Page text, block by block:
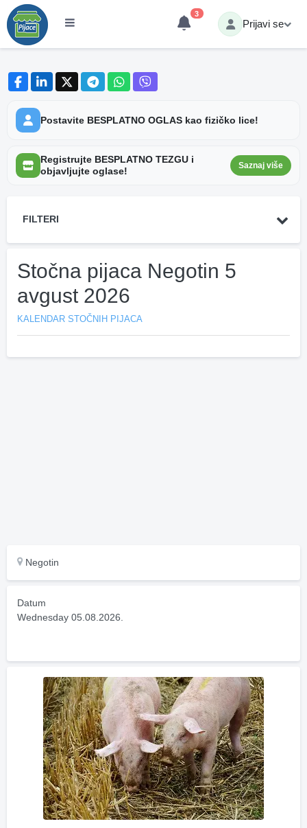
3
Prijavi se
Postavite BESPLATNO OGLAS kao fizičko lice!
Registrujte BESPLATNO TEZGU i
objavljujte oglase!
Saznaj više
FILTERI
Stočna pijaca Negotin 5
avgust 2026
KALENDAR STOČNIH PIJACA
Negotin
Datum
Wednesday 05.08.2026.